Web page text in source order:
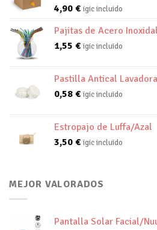
4,90 € igic incluido
Pajitas de Acero
1,55 € igic incluido
Pastilla Antical
0,58 € igic incluido
Estropajo de Luffa/Azal
3,50 € igic incluido
MEJOR VALORADOS
Pantalla Solar Facial/